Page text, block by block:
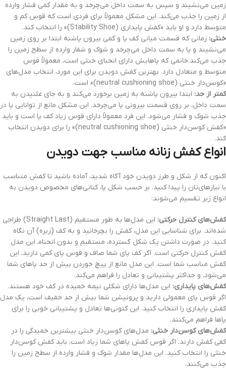
زمین می‌نشیند و سپس به سمت داخل می‌چرخد ​​و به مقدار کمی فشار وارده
از زمین را جذب می‌کند. این مشکل معمولاً برای فردی است که قوس کم و
متوسط ​​دارد و او باید «کفش پایداری (Stability Shoe)» را انتخاب کند.
خنثی: زمانی که قسمت میانی کف پا و کمی بیرون پاشنه ابتدا بر روی زمین
می‌نشیند و پا به سمت داخل می‌چرخد ​​و شوک و شفار وارده از سطح زمین را
جذب می‌کند.خانمی که پاهایش دارای انحنای خنثی است، معمولاً قوس
متوسط و متعادل ​​دارد. بهترین کفش دویدن برای این مورد، انتخاب مدل‌های
«کوسن‌دار خنثی (neutral cushioning shoe)» است.
کمتر از حد: ابتدا بیرون پاشنه به زمین برخورد می‌کند و به جای غلتیدن به
سمت داخل، بر روی قسمت بیرونی پا می‌چرخد. این مشکل مانع از توانایی پا در
جذب شوک و فشار می‌شود. این فرد معمولاً دارای قوس زیاد کف پا است و باید
«کفش کوسن‌دار خنثی (neutral cushioning shoe)» را برای دویدن انتخاب
کند.
انواع کفش زنانه مناسب جهت دویدن
اکنون که از شکل و طرز دویدن خود آگاه شدید، آماده باشید تا کفش متناسب
با نیازهای‌تان را پیدا کنید. بر حسب شکل پا، کتانی‌های مخصوص دویدن به
انواع زیر تقسیم می‌شوند:
کفش‌های کنترل حرکتی:
این مدل‌ها به طور مستقیم (Straight Last) طراحی
شده‌اند. برای شناسایی این مدل، کفش را بچرخانید و به کف (زیره) آن نگاه
کنید. در صورت داشتن یک شکل گسترده، مستقیم و بدون انحناء، این مدل
کفش کنترل حرکتی است. اگر کف پای شما صاف و قوس پای کمی دارید، این
کفش مناسب شما است. این مدل مانع از پیچ خوردن بیش از حد پاهای شما
می‌شود، و حداکثر پشتیبانی و تعادل را فراهم می‌کند.
کفش‌های پایداری: این مدل‌ها دارای شکلی نیمه خمیده در کف خود هستند.
اگر قوس پای معمولی دارید و پرونیشن شما بیش از حد خفیف است، یک مدل
کفش پایداری را انتخاب کنید. این کتونی‌ها تعادل و پشتیبانی خوبی را برای
پاها فراهم می‌کنند.
کفش‌های کوسن‌دار خنثی: مدل‌های کوسن‌دار خنثی بیشترین خمیدگی را در
کفی کفش دارند. اگر قوس کفش پاهای شما زیاد است، باید کفش کوسن‌دار
خنثی را انتخاب کنید. این مدل‌ها مقدار شوک و فشار وارده از سطح زمین را
جذب می‌کنند.